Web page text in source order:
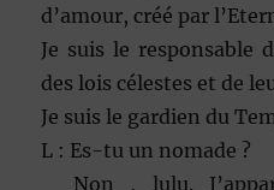
d’amour, créé par
Je suis le responsable
des lois célestes et de
Je suis le gardien du
L : Es-tu un nomade ?
_ Non , lulu.